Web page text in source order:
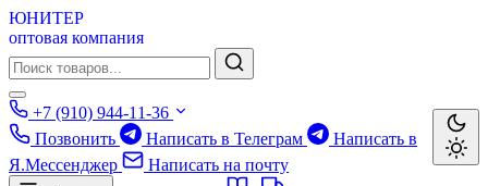
ЮНИТЕР
оптовая компания
+7 (910) 944-11-36
Позвонить
Написать в Телеграм
Написать в
Я.Мессенджер
Написать на почту